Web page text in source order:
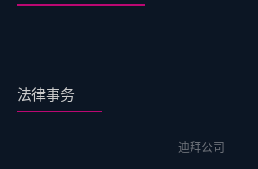
法律事务
迪拜公司